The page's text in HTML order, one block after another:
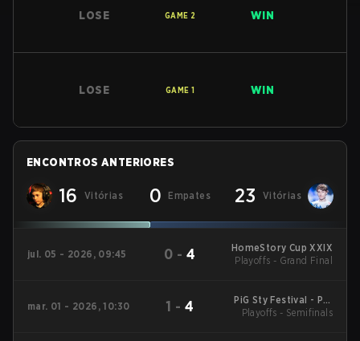
LOSE GAME 2 WIN
LOSE GAME 1 WIN
ENCONTROS ANTERIORES
16 Vitórias 0 Empates 23 Vitórias
jul. 05 - 2026, 09:45 0 -4
HomeStory Cup XXIX
Playoffs - Grand Final
mar. 01 - 2026, 10:30 1 -4
PiG Sty Festival - PiG
Sty Festival Season 7
Playoffs - Semifinals